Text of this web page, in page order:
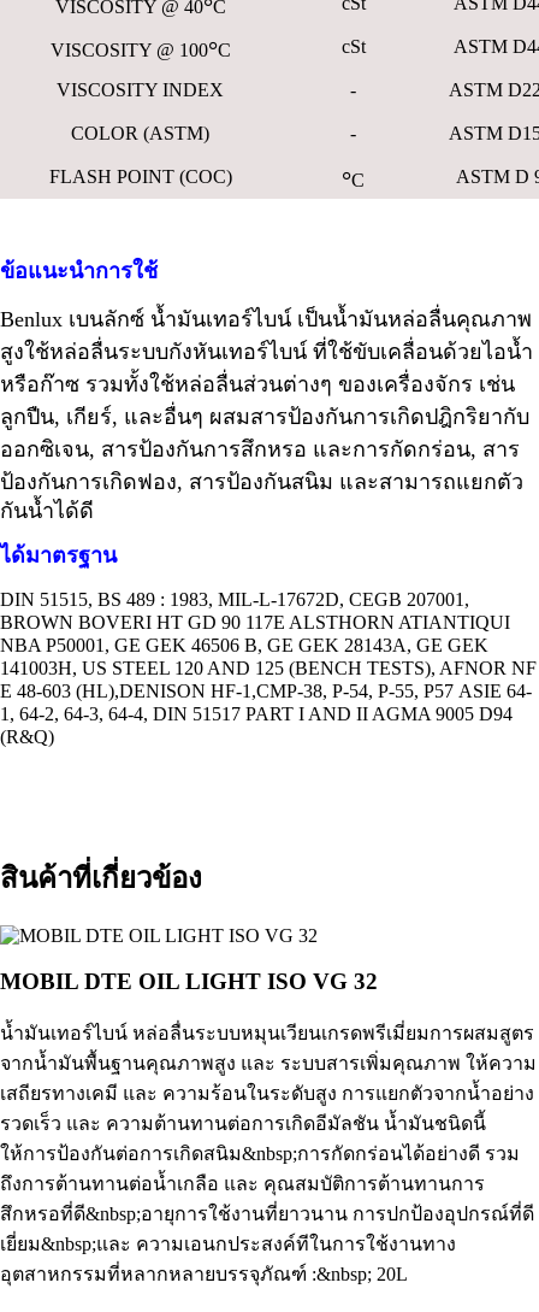
VISCOSITY @ 40 C
VISCOSITY @ 100๐C cSt ASTM
VISCOSITY INDEX - ASTM
COLOR (ASTM) - ASTM
FLASH POINT (COC) ๐C ASTM D
ข้อแนะนำการใช้
Benlux เบนลักซ์ น้ำมันเทอร์ไบน์ เป็นน้ำมันหล่อลื่นคุณภาพ
สูงใช้หล่อลื่นระบบกังหันเทอร์ไบน์ ที่ใช้ขับเคลื่อนด้วยไอน้ำ
หรือก๊าซ รวมทั้งใช้หล่อลื่นส่วนต่างๆ ของเครื่องจักร เช่น
ลูกปืน, เกียร์, และอื่นๆ ผสมสารป้องกันการเกิดปฎิกริยากับ
ออกซิเจน, สารป้องกันการสึกหรอ และการกัดกร่อน, สาร
ป้องกันการเกิดฟอง, สารป้องกันสนิม และสามารถแยกตัว
กันน้ำได้ดี
ได้มาตรฐาน
DIN 51515, BS 489 : 1983, MIL-L-17672D, CEGB 207001,
BROWN BOVERI HT GD 90 117E ALSTHORN ATIANTIQUI
NBA P50001, GE GEK 46506 B, GE GEK 28143A, GE GEK
141003H, US STEEL 120 AND 125 (BENCH TESTS), AFNOR NF
E 48-603 (HL),DENISON HF-1,CMP-38, P-54, P-55, P57 ASIE 64-
1, 64-2, 64-3, 64-4, DIN 51517 PART I AND II AGMA 9005 D94
(R&Q)
สินค้าที่เกี่ยวข้อง
MOBIL DTE OIL LIGHT ISO VG 32
น้ำมันเทอร์ไบน์ หล่อลื่นระบบหมุนเวียนเกรดพรีเมี่ยมการผสมสูตร
จากน้ำมันพื้นฐานคุณภาพสูง และ ระบบสารเพิ่มคุณภาพ ให้ความ
เสถียรทางเคมี และ ความร้อนในระดับสูง การแยกตัวจากน้ำอย่าง
รวดเร็ว และ ความต้านทานต่อการเกิดอีมัลชัน น้ำมันชนิดนี้
ให้การป้องกันต่อการเกิดสนิม&nbsp;การกัดกร่อนได้อย่างดี รวม
ถึงการต้านทานต่อน้ำเกลือ และ คุณสมบัติการต้านทานการ
สึกหรอที่ดี&nbsp;อายุการใช้งานที่ยาวนาน การปกป้องอุปกรณ์ที่ดี
เยี่ยม&nbsp;และ ความเอนกประสงค์ทีในการใช้งานทาง
อุตสาหกรรมที่หลากหลายบรรจุภัณฑ์ :&nbsp; 20L